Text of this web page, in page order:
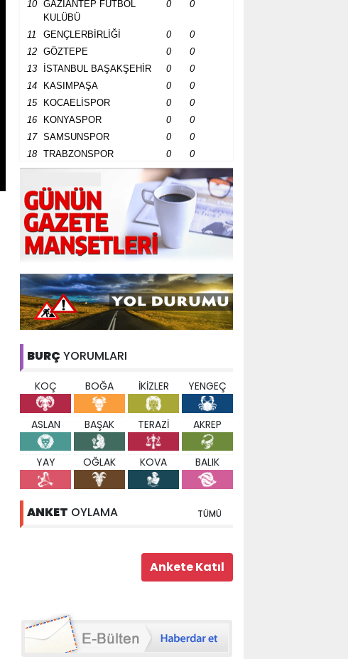
10
GAZİANTEP FUTBOL
KULÜBÜ
0 0
11 GENÇLERBİRLİĞİ 0
0
12
GÖZTEPE 0
0
13
İSTANBUL BAŞAKŞEHİR 0
0
14
KASIMPAŞA 0
0
15
KOCAELİSPOR 0
0
16
KONYASPOR 0
0
17
SAMSUNSPOR 0
0
18
TRABZONSPOR 0 0
BURÇ YORUMLARI
KOÇ BOĞA İKİZLER YENGEÇ
ASLAN BAŞAK TERAZİ AKREP
YAY OĞLAK KOVA BALIK
ANKET OYLAMA TÜMÜ